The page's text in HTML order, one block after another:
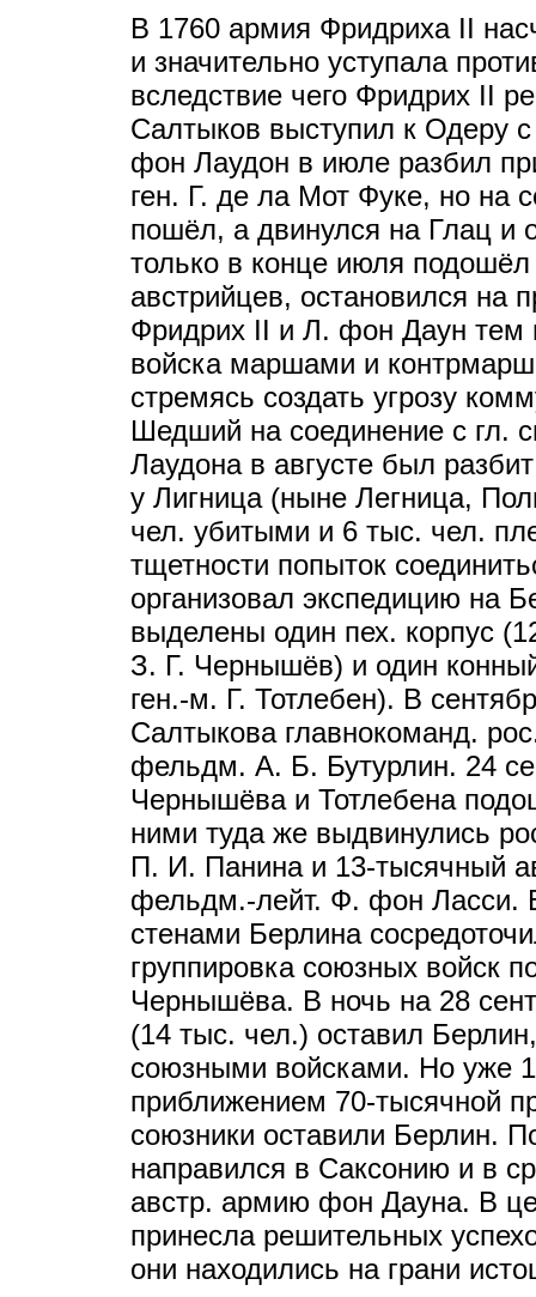
В 1760 армия Фридриха II
и значительно уступала
вследствие чего Фридрих II
Салтыков выступил к Одеру
фон Лаудон в июле разбил
ген. Г. де ла Мот Фуке, но на
пошёл, а двинулся на Глац и
только в конце июля
австрийцев, остановился на
Фридрих II и Л. фон Даун тем
войска маршами и
стремясь создать угрозу
Шедший на соединение с гл.
Лаудона в августе был
у Лигница (ныне Легница,
чел. убитыми и 6 тыс. чел.
тщетности попыток
организовал экспедицию на
выделены один пех. корпус
З. Г. Чернышёв) и один
ген.-м. Г. Тотлебен). В
Салтыкова главнокоманд.
фельдм. А. Б. Бутурлин. 24
Чернышёва и Тотлебена
ними туда же выдвинулись
П. И. Панина и 13-тысячный
фельдм.-лейт. Ф. фон Ласси.
стенами Берлина
группировка союзных войск
Чернышёва. В ночь на 28
(14 тыс. чел.) оставил
союзными войсками. Но уже
приближением 70-тысячной
союзники оставили Берлин.
направился в Саксонию и в
австр. армию фон Дауна. В
принесла решительных
они находились на грани